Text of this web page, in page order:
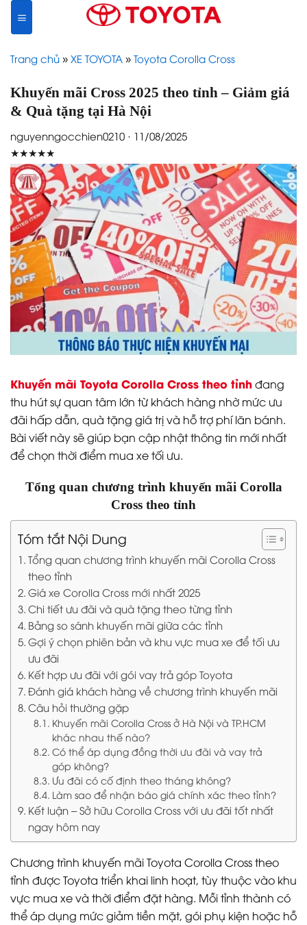
content
Trang chủ » XE TOYOTA » Toyota Corolla Cross
Khuyến mãi Cross 2025 theo tỉnh – Giảm giá
& Quà tặng tại Hà Nội
nguyenngocchien0210 · 11/08/2025
★★★★★
Khuyến mãi Toyota Corolla Cross theo tỉnhđang
thu hút sự quan tâm lớn từ khách hàng nhờ mức ưu
đãi hấp dẫn, quà tặng giá trị và hỗ trợ phí lăn bánh.
Bài viết này sẽ giúp bạn cập nhật thông tin mới nhất
để chọn thời điểm mua xe tối ưu.
Tổng quan chương trình khuyến mãi Corolla
Cross theo tỉnh
Tóm tắt Nội Dung
Tổng quan chương trình khuyến mãi Corolla Cross
theo tỉnh
Giá xe Corolla Cross mới nhất 2025
Chi tiết ưu đãi và quà tặng theo từng tỉnh
Bảng so sánh khuyến mãi giữa các tỉnh
Gợi ý chọn phiên bản và khu vực mua xe để tối ưu
ưu đãi
Kết hợp ưu đãi với gói vay trả góp Toyota
Đánh giá khách hàng về chương trình khuyến mãi
Câu hỏi thường gặp
Khuyến mãi Corolla Cross ở Hà Nội và TP.HCM
khác nhau thế nào?
Có thể áp dụng đồng thời ưu đãi và vay trả
góp không?
Ưu đãi có cố định theo tháng không?
Làm sao để nhận báo giá chính xác theo tỉnh?
Kết luận – Sở hữu Corolla Cross với ưu đãi tốt nhất
ngay hôm nay
Chương trình khuyến mãi Toyota Corolla Cross theo
tỉnh được Toyota triển khai linh hoạt, tùy thuộc vào khu
vực mua xe và thời điểm đặt hàng. Mỗi tỉnh thành có
thể áp dụng mức giảm tiền mặt, gói phụ kiện hoặc hỗ